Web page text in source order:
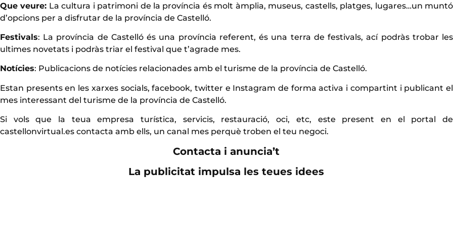
Que veure: La cultura i patrimoni de la província és molt àmplia, museus, castells, platges, lugares…un muntó
d’opcions per a disfrutar de la província de Castelló.
Festivals: La província de Castelló és una província referent, és una terra de festivals, ací podràs trobar les
ultimes novetats i podràs triar el festival que t’agrade mes.
Notícies: Publicacions de notícies relacionades amb el turisme de la província de Castelló.
Estan presents en les xarxes socials, facebook, twitter e Instagram de forma activa i compartint i publicant el
mes interessant del turisme de la província de Castelló.
Si vols que la teua empresa turística, servicis, restauració, oci, etc, este present en el portal de
castellonvirtual.es contacta amb ells, un canal mes perquè troben el teu negoci.
Contacta i anuncia’t
La publicitat impulsa les teues idees